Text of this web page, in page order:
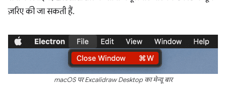
ज़रिए की जा सकती हैं.
macOS पर Excalidraw Desktop का मेन्यू बार